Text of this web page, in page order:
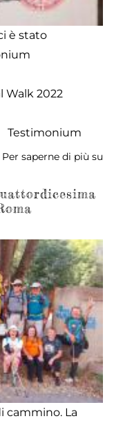
è stato
Walk 2022
Testimonium
Per saperne di più su
cammino. La